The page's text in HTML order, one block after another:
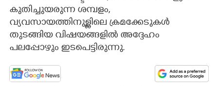
കുതിച്ചുയരുന്ന ശമ്പളം,
വ്യവസായത്തിനുള്ളിലെ ക്രമക്കേടുകൾ
തുടങ്ങിയ വിഷയങ്ങളിൽ അദ്ദേഹം
പലപ്പോഴും ഇടപെട്ടിരുന്നു.